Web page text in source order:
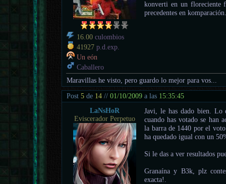
16.00 culombios
41927 p.d.exp.
Un eón
Caballero
konverti en un floreciente
precedentes en
Maravillas he visto, pero guardo lo mejor para vos...
Post5 de 14 //01/10/2009 a las 15:35:45
LaNsHoR
Eviscerador Perpetuo
Javi, le has dado bien. Lo
cuando has votado se han
la barra de 1440 por el
ha quedado igual con un
Si le das a ver resultados
Granaína y B3k, plz
exacta!.